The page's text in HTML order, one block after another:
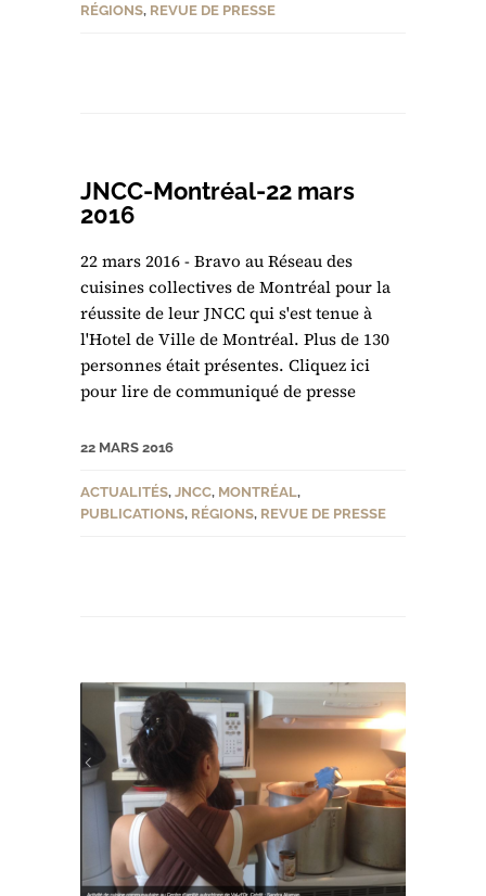
RÉGIONS, REVUE DE PRESSE
JNCC-Montréal-22 mars
2016
22 mars 2016 - Bravo au Réseau des
cuisines collectives de Montréal pour la
réussite de leur JNCC qui s'est tenue à
l'Hotel de Ville de Montréal. Plus de 130
personnes était présentes. Cliquez ici
pour lire de communiqué de presse
22 MARS 2016
ACTUALITÉS, JNCC, MONTRÉAL,
PUBLICATIONS, RÉGIONS, REVUE DE PRESSE